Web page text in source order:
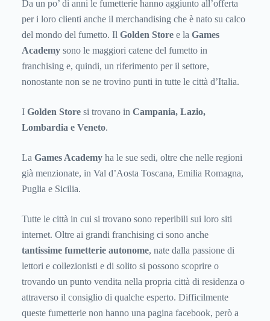
Da un po’ di anni le fumetterie hanno aggiunto all’offerta
per i loro clienti anche il merchandising che è nato su calco
del mondo del fumetto. Il Golden Store e la Games
Academy sono le maggiori catene del fumetto in
franchising e, quindi, un riferimento per il settore,
nonostante non se ne trovino punti in tutte le città d’Italia.
I Golden Store si trovano in Campania, Lazio,
Lombardia e Veneto.
La Games Academy ha le sue sedi, oltre che nelle regioni
già menzionate, in Val d’Aosta Toscana, Emilia Romagna,
Puglia e Sicilia.
Tutte le città in cui si trovano sono reperibili sui loro siti
internet. Oltre ai grandi franchising ci sono anche
tantissime fumetterie autonome, nate dalla passione di
lettori e collezionisti e di solito si possono scoprire o
trovando un punto vendita nella propria città di residenza o
attraverso il consiglio di qualche esperto. Difficilmente
queste fumetterie non hanno una pagina facebook, però a